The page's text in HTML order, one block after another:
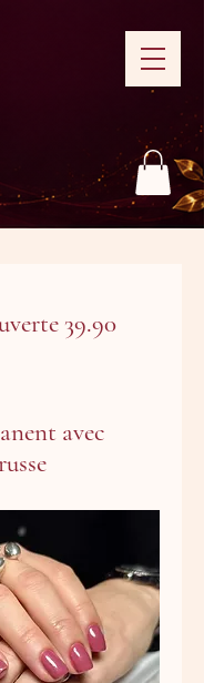
39.90
avec